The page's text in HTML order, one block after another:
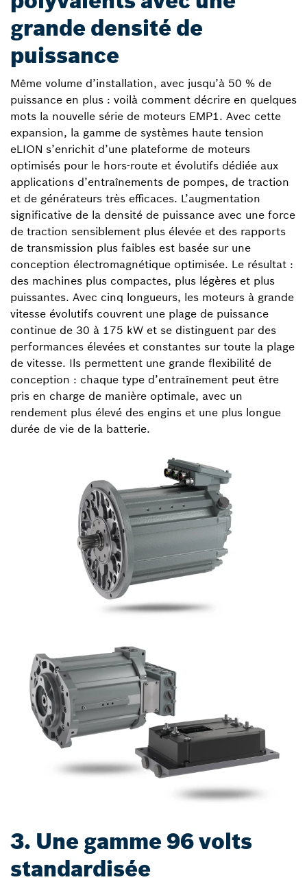
grande densité de
puissance
Même volume d’installation, avec jusqu’à 50 % de
puissance en plus : voilà comment décrire en quelques
mots la nouvelle série de moteurs EMP1. Avec cette
expansion, la gamme de systèmes haute tension
eLION s’enrichit d’une plateforme de moteurs
optimisés pour le hors-route et évolutifs dédiée aux
applications d’entraînements de pompes, de traction
et de générateurs très efficaces. L’augmentation
significative de la densité de puissance avec une force
de traction sensiblement plus élevée et des rapports
de transmission plus faibles est basée sur une
conception électromagnétique optimisée. Le résultat :
des machines plus compactes, plus légères et plus
puissantes. Avec cinq longueurs, les moteurs à grande
vitesse évolutifs couvrent une plage de puissance
continue de 30 à 175 kW et se distinguent par des
performances élevées et constantes sur toute la plage
de vitesse. Ils permettent une grande flexibilité de
conception : chaque type d’entraînement peut être
pris en charge de manière optimale, avec un
rendement plus élevé des engins et une plus longue
durée de vie de la batterie.
3. Une gamme 96 volts
standardisée